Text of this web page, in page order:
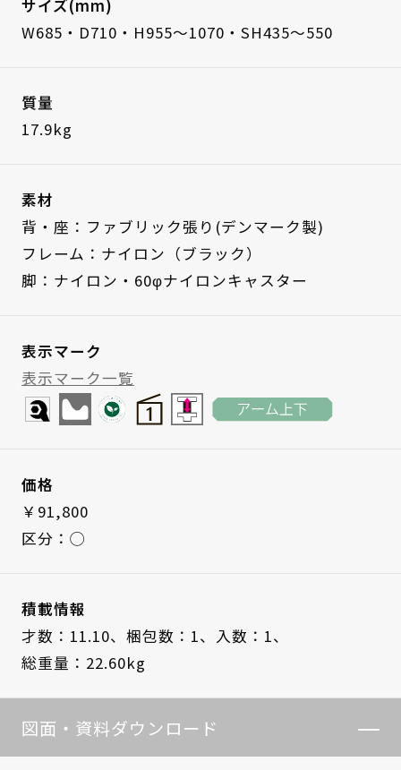
サイズ(mm)
W685・D710・H955～1070・SH435～550
質量
17.9kg
素材
背・座：ファブリック張り(デンマーク製)
フレーム：ナイロン（ブラック）
脚：ナイロン・60φナイロンキャスター
表示マーク
表示マーク一覧
価格
￥91,800
区分：◯
積載情報
才数：11.10、 梱包数：1、 入数：1、
総重量：22.60kg
図面・資料ダウンロード